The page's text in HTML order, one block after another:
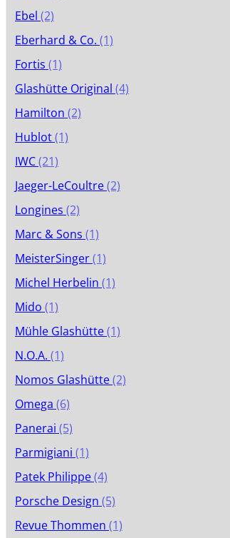
Ebel (2)
Eberhard & Co. (1)
Fortis (1)
Glashütte Original (4)
Hamilton (2)
Hublot(1)
IWC(21)
Jaeger-LeCoultre(2)
Longines (2)
Marc & Sons (1)
MeisterSinger(1)
Michel Herbelin (1)
Mido (1)
Mühle Glashütte(1)
N.O.A. (1)
Nomos Glashütte(2)
Omega (6)
Panerai (5)
Parmigiani (1)
Patek Philippe(4)
Porsche Design (5)
Revue Thommen (1)